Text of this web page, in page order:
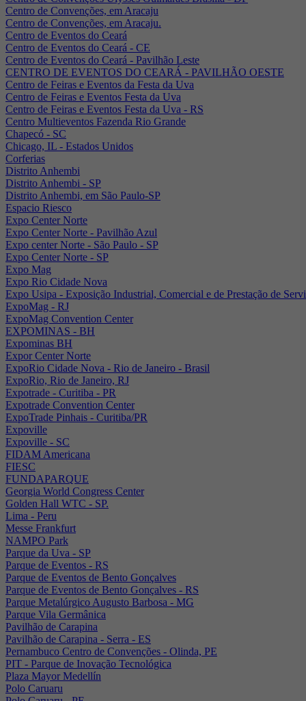
Centro de Convenções, em Aracaju
Centro de Convenções, em Aracaju.
Centro de Eventos do Ceará
Centro de Eventos do Ceará - CE
Centro de Eventos do Ceará - Pavilhão Leste
CENTRO DE EVENTOS DO CEARÁ - PAVILHÃO OESTE
Centro de Feiras e Eventos da Festa da Uva
Centro de Feiras e Eventos Festa da Uva
Centro de Feiras e Eventos Festa da Uva - RS
Centro Multieventos Fazenda Rio Grande
Chapecó - SC
Chicago, IL - Estados Unidos
Corferias
Distrito Anhembi
Distrito Anhembi - SP
Distrito Anhembi, em São Paulo-SP
Espacio Riesco
Expo Center Norte
Expo Center Norte - Pavilhão Azul
Expo center Norte - São Paulo - SP
Expo Center Norte - SP
Expo Mag
Expo Rio Cidade Nova
Expo Usipa - Exposição Industrial, Comercial e de Prestação de
ExpoMag - RJ
ExpoMag Convention Center
EXPOMINAS - BH
Expominas BH
Expor Center Norte
ExpoRio Cidade Nova - Rio de Janeiro - Brasil
ExpoRio, Rio de Janeiro, RJ
Expotrade - Curitiba - PR
Expotrade Convention Center
ExpoTrade Pinhais - Curitiba/PR
Expoville
Expoville - SC
FIDAM Americana
FIESC
FUNDAPARQUE
Georgia World Congress Center
Golden Hall WTC - SP.
Lima - Peru
Messe Frankfurt
NAMPO Park
Parque da Uva - SP
Parque de Eventos - RS
Parque de Eventos de Bento Gonçalves
Parque de Eventos de Bento Gonçalves - RS
Parque Metalúrgico Augusto Barbosa - MG
Parque Vila Germânica
Pavilhão de Carapina
Pavilhão de Carapina - Serra - ES
Pernambuco Centro de Convenções - Olinda, PE
PIT - Parque de Inovação Tecnológica
Plaza Mayor Medellín
Polo Caruaru